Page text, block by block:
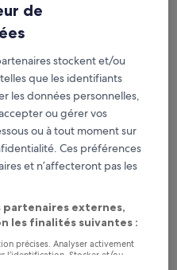
gratuite en cas de
pour chaque
aux Prix membres
dates
Demain
de
stockent et/ou
que les identifiants
les données personnelles,
ou gérer vos
ou à tout moment sur
Ces préférences
et n’affecteront pas les
partenaires externes,
les finalités suivantes :
précises. Analyser activement
l’identification. Stocker et/ou